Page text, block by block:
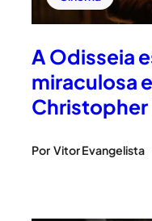
A Odisseia
miraculosa
Christopher
Por Vitor Evangelista